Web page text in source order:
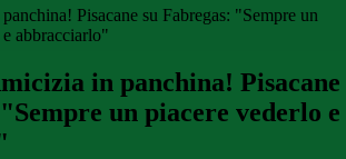
Pisacane su Fabregas: "Sempre un
abbracciarlo"
in panchina! Pisacane
un piacere vederlo e